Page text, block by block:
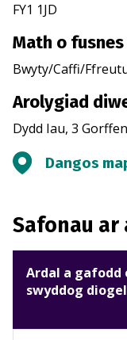
FY1 1JD
Math o fusnes
Bwyty/Caffi/
Arolygiad
Dydd Iau, 3
Dangos
Safonau ar
Ardal a gafodd
swyddog